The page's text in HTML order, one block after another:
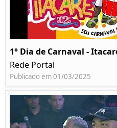
1° Dia de Carnaval -
Rede Portal
Publicado em 01/03/2025